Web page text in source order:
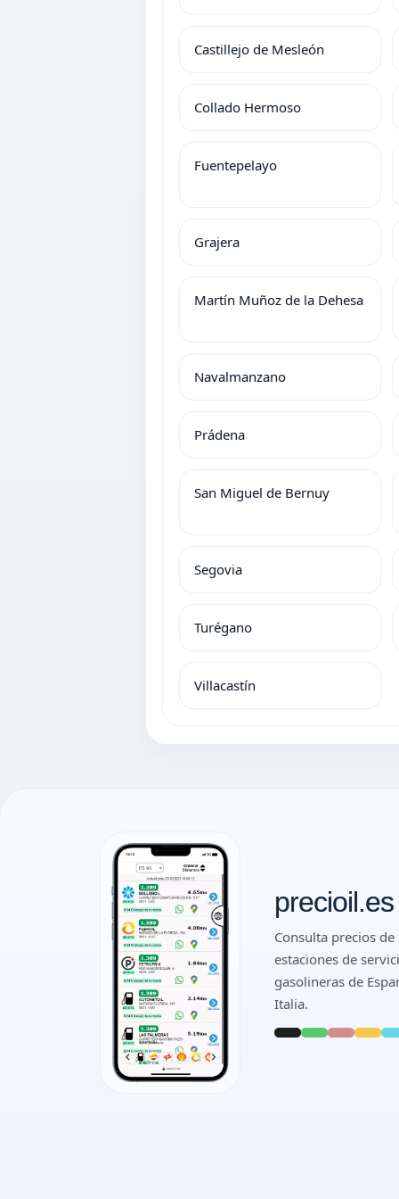
Castillejo de Mesleón
Collado Hermoso
Fuentepelayo
Grajera
Martín Muñoz de la Dehesa
Navalmanzano
Prádena
San Miguel de Bernuy
Segovia
Turégano
Villacastín
precioil.es
Consulta precios
estaciones de
gasolineras de
Italia.